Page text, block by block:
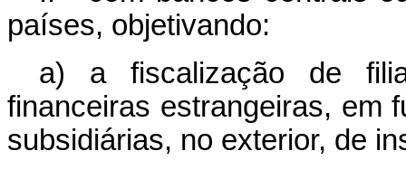
países, objetivando:
a)
a fiscalização de
financeiras estrangeiras, em
subsidiárias, no exterior, de